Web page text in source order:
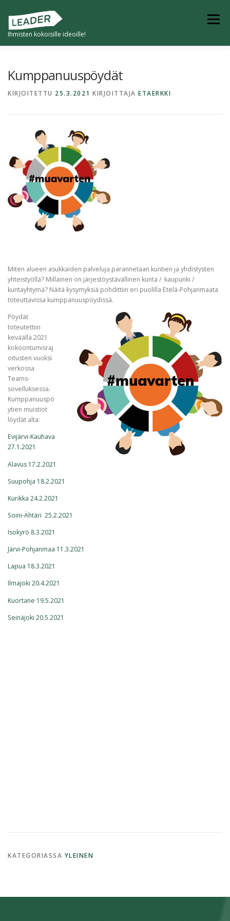
sisältöön
Ihmisten kokoisille ideoille!
Valikko
KYLILLE -HANKKEET
Kumppanuuspöydät
KIRJOITETTU 25.3.2021 KIRJOITTAJA ETAERKKI
Miten alueen asukkaiden palveluja parannetaan kuntien ja yhdistysten
yhteistyöllä? Millainen on järjestöystävällinen kunta / kaupunki /
kuntayhtymä? Näitä kysymyksiä pohdittiin eri puolilla Etelä-Pohjanmaata
toteuttavissa kumppanuuspöydissä.
Pöydät
toteutettiin
keväällä 2021
kokoontumisraj
oitusten vuoksi
verkossa
Teams-
sovelluksessa.
Kumppanuuspö
ytien muistiot
löydät alta:
Evijärvi-Kauhava
27.1.2021
Alavus 17.2.2021
Suupohja 18.2.2021
Kurikka 24.2.2021
Soini-Ähtäri 25.2.2021
Isokyrö 8.3.2021
Järvi-Pohjanmaa 11.3.2021
Lapua 18.3.2021
Ilmajoki 20.4.2021
Kuortane 19.5.2021
Seinäjoki 20.5.2021
KATEGORIASSA YLEINEN